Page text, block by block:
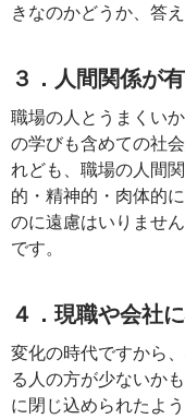
きなのかどうか、答
３．人間関係が
職場の人とうまくい
の学びも含めての社
れども、職場の人間
的・精神的・肉体的
のに遠慮はいりませ
です。
４．現職や会社
変化の時代ですから
る人の方が少ないか
に閉じ込められたよ